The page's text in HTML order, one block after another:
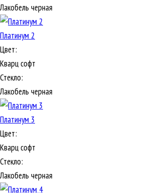
Лакобель черная
Платинум 2
Цвет:
Кварц софт
Стекло:
Лакобель черная
Платинум 3
Цвет:
Кварц софт
Стекло:
Лакобель черная